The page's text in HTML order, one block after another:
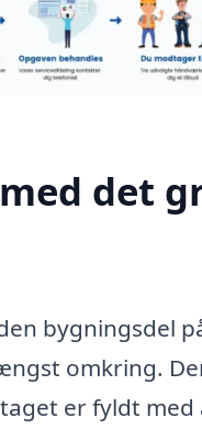
det
bygningsdel
omkring.
er fyldt med